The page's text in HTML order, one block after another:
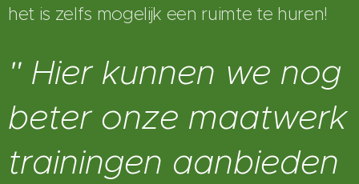
het is zelfs mogelijk een ruimte te huren!
" Hier kunnen we nog
beter onze maatwerk
trainingen aanbieden